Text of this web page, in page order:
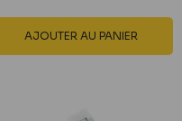
AJOUTER AU PANIER